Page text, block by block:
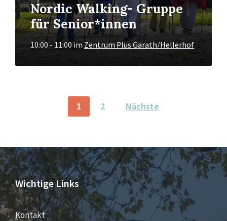
Nordic Walking- Gruppe
für Senior*innen
10:00 - 11:00imZentrum Plus Garath/Hellerhof
BEITRAGSNAVIGATION
1 2 Nächste
Wichtige Links
Kontakt